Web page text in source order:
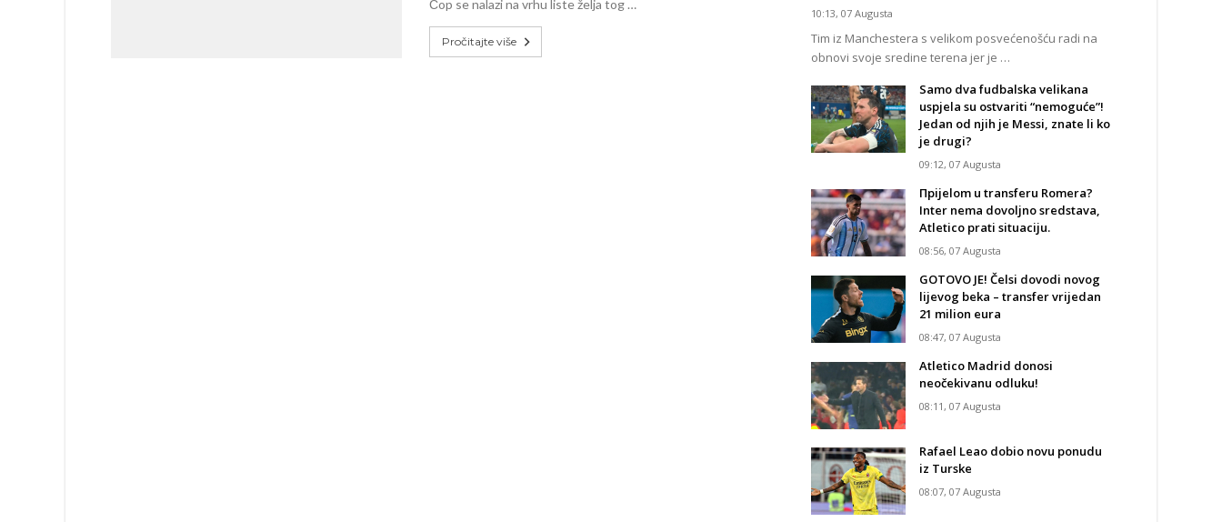
Čop se nalazi na vrhu liste želja tog …
Pročitajte više
10:13, 07 Augusta
Tim iz Manchestera s velikom posvećenošću radi na
obnovi svoje sredine terena jer je …
Samo dva fudbalska velikana
uspjela su ostvariti “nemoguće”!
Jedan od njih je Messi, znate li ko
je drugi?
09:12, 07 Augusta
Прijelom u transferu Romera?
Inter nema dovoljno sredstava,
Atletico prati situaciju.
08:56, 07 Augusta
GOTOVO JE! Čelsi dovodi novog
lijevog beka – transfer vrijedan
21 milion eura
08:47, 07 Augusta
Atletico Madrid donosi
neočekivanu odluku!
08:11, 07 Augusta
Rafael Leao dobio novu ponudu
iz Turske
08:07, 07 Augusta